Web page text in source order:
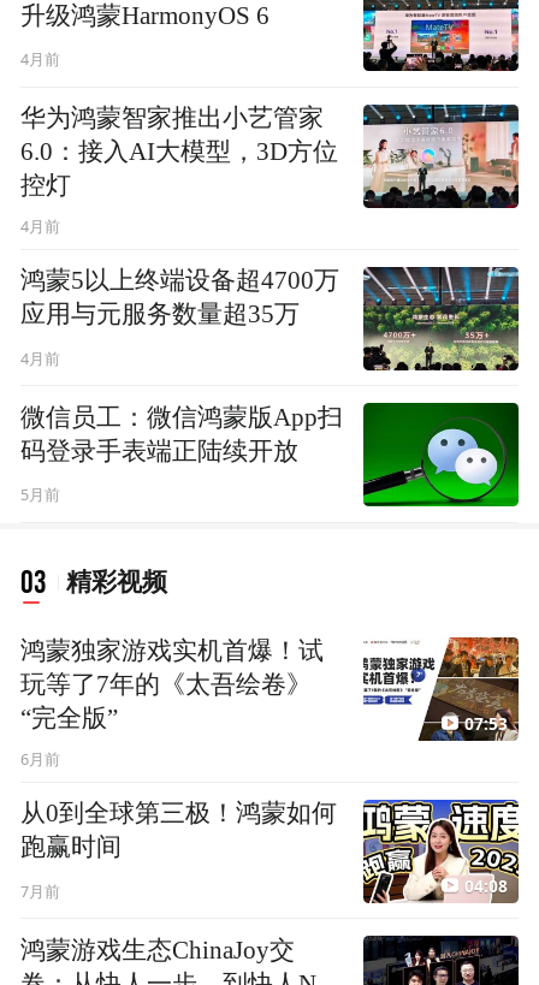
升级鸿蒙HarmonyOS 6
4月前
华为鸿蒙智家推出小艺管家
6.0：接入AI大模型，3D方位
控灯
4月前
鸿蒙5以上终端设备超4700万
应用与元服务数量超35万
4月前
微信员工：微信鸿蒙版App扫
码登录手表端正陆续开放
5月前
03 精彩视频
鸿蒙独家游戏实机首爆！试
玩等了7年的《太吾绘卷》
“完全版”
6月前
07:53
从0到全球第三极！鸿蒙如何
跑赢时间
7月前 04:08
鸿蒙游戏生态ChinaJoy交